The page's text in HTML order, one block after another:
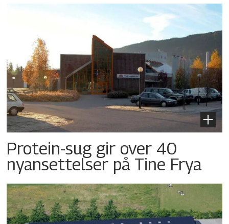
Protein-sug gir over 40
nyansettelser på Tine Frya